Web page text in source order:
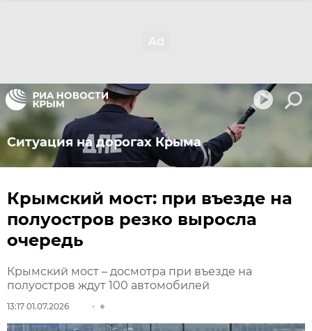
Ситуация на дорогах Крыма
Крымский мост: при въезде на
полуостров резко выросла
очередь
Крымский мост – досмотра при въезде на
полуостров ждут 100 автомобилей
13:17 01.07.2026